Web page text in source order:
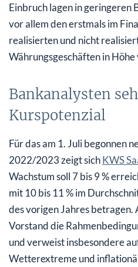
Einbruch lagen in geringeren
vor allem den erstmals im
realisierten und nicht
Währungsgeschäften in
Bankanalysten
Kurspotenzial
Für das am 1. Juli begonnen
2022/2023 zeigt sichKWS
Wachstum soll 7 bis 9 %
mit 10 bis 11 % im
des vorigen Jahres
Vorstand die
und verweist insbesondere
Wetterextreme und